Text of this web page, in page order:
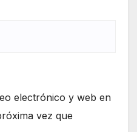
electrónico y web en
vez que